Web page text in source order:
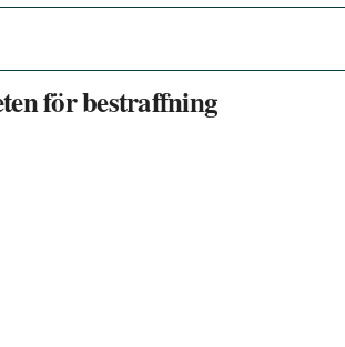
för bestraffning